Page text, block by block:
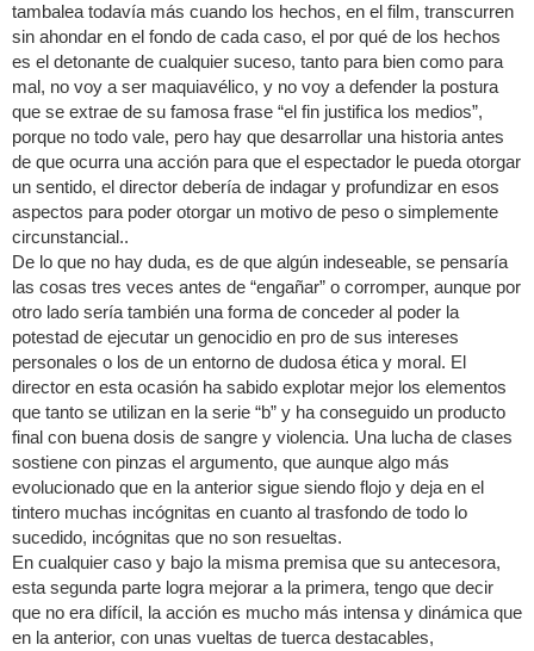
tambalea todavía más cuando los hechos, en el film, transcurren
sin ahondar en el fondo de cada caso, el por qué de los hechos
es el detonante de cualquier suceso, tanto para bien como para
mal, no voy a ser maquiavélico, y no voy a defender la postura
que se extrae de su famosa frase “el fin justifica los medios”,
porque no todo vale, pero hay que desarrollar una historia antes
de que ocurra una acción para que el espectador le pueda otorgar
un sentido, el director debería de indagar y profundizar en esos
aspectos para poder otorgar un motivo de peso o simplemente
circunstancial..
De lo que no hay duda, es de que algún indeseable, se pensaría
las cosas tres veces antes de “engañar” o corromper, aunque por
otro lado sería también una forma de conceder al poder la
potestad de ejecutar un genocidio en pro de sus intereses
personales o los de un entorno de dudosa ética y moral. El
director en esta ocasión ha sabido explotar mejor los elementos
que tanto se utilizan en la serie “b” y ha conseguido un producto
final con buena dosis de sangre y violencia. Una lucha de clases
sostiene con pinzas el argumento, que aunque algo más
evolucionado que en la anterior sigue siendo flojo y deja en el
tintero muchas incógnitas en cuanto al trasfondo de todo lo
sucedido, incógnitas que no son resueltas.
En cualquier caso y bajo la misma premisa que su antecesora,
esta segunda parte logra mejorar a la primera, tengo que decir
que no era difícil, la acción es mucho más intensa y dinámica que
en la anterior, con unas vueltas de tuerca destacables,